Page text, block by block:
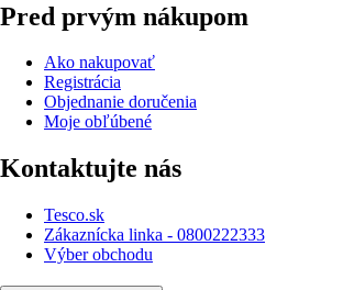
Pred prvým nákupom
Ako nakupovať
Registrácia
Objednanie doručenia
Moje obľúbené
Kontaktujte nás
Tesco.sk
Zákaznícka linka - 0800222333
Výber obchodu